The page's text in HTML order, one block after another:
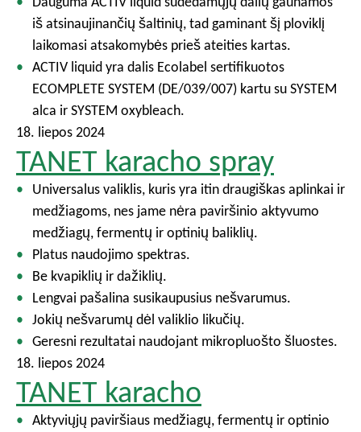
iš atsinaujinančių šaltinių, tad gaminant šį ploviklį
laikomasi atsakomybės prieš ateities kartas.
ACTIV liquid yra dalis Ecolabel sertifikuotos
ECOMPLETE SYSTEM (DE/039/007) kartu su SYSTEM
alca ir SYSTEM oxybleach.
18. liepos 2024
TANET karacho spray
Universalus valiklis, kuris yra itin draugiškas aplinkai ir
medžiagoms, nes jame nėra paviršinio aktyvumo
medžiagų, fermentų ir optinių baliklių.
Platus naudojimo spektras.
Be kvapiklių ir dažiklių.
Lengvai pašalina susikaupusius nešvarumus.
Jokių nešvarumų dėl valiklio likučių.
Geresni rezultatai naudojant mikropluošto šluostes.
18. liepos 2024
TANET karacho
Aktyviųjų paviršiaus medžiagų, fermentų ir optinio